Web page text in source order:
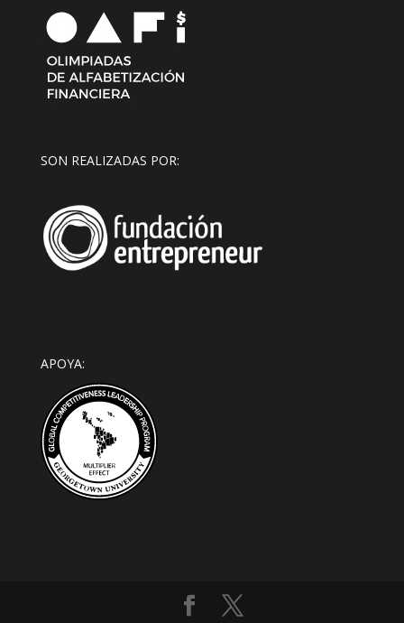
SON REALIZADAS POR:
APOYA: